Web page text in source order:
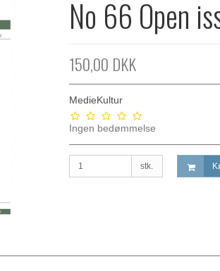
No 66 Open
150,00 DKK
MedieKultur
Ingen bedømmelse
stk.